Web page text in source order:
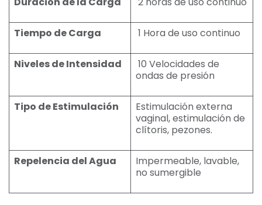
Tiempo de Carga 1 Hora de uso continuo
Niveles de Intensidad
10 Velocidades de
ondas de presión
Tipo de Estimulación
Estimulación externa
vaginal, estimulación de
clítoris, pezones.
Repelencia del Agua
Impermeable, lavable,
no sumergible